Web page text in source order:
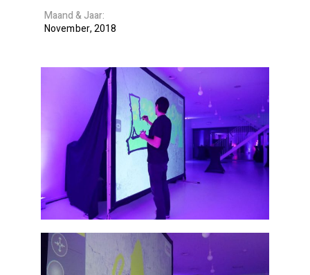
Maand
Jaar
November 2018